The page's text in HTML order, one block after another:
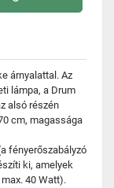
árnyalattal. Az
lámpa, a Drum
alsó részén
cm, magassága
fényerőszabályzó
ki, amelyek
40 Watt).